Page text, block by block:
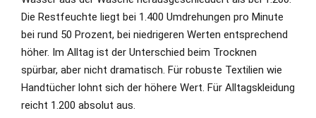
Die Restfeuchte liegt bei 1.400 Umdrehungen pro Minute
bei rund 50 Prozent, bei niedrigeren Werten entsprechend
höher. Im Alltag ist der Unterschied beim Trocknen
spürbar, aber nicht dramatisch. Für robuste Textilien wie
Handtücher lohnt sich der höhere Wert. Für Alltagskleidung
reicht 1.200 absolut aus.